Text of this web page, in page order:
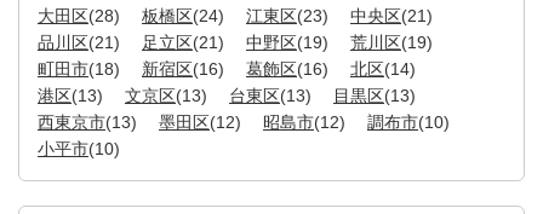
大田区(28) 板橋区(24) 江東区(23) 中央区(21)
品川区(21) 足立区(21) 中野区(19) 荒川区(19)
町田市(18) 新宿区(16) 葛飾区(16) 北区(14)
港区(13) 文京区(13) 台東区(13) 目黒区(13)
西東京市(13) 墨田区(12) 昭島市(12) 調布市(10)
小平市(10)